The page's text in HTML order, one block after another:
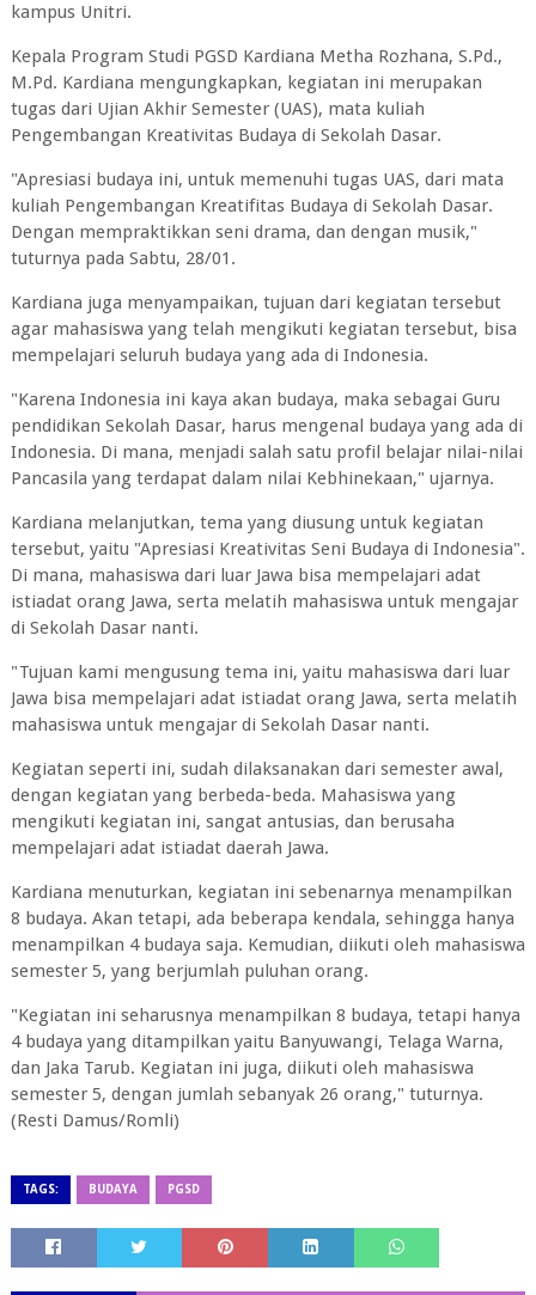
kampus Unitri.
Kepala Program Studi PGSD Kardiana Metha Rozhana, S.Pd.,
M.Pd. Kardiana mengungkapkan, kegiatan ini merupakan
tugas dari Ujian Akhir Semester (UAS), mata kuliah
Pengembangan Kreativitas Budaya di Sekolah Dasar.
"Apresiasi budaya ini, untuk memenuhi tugas UAS, dari mata
kuliah Pengembangan Kreatifitas Budaya di Sekolah Dasar.
Dengan mempraktikkan seni drama, dan dengan musik,"
tuturnya pada Sabtu, 28/01.
Kardiana juga menyampaikan, tujuan dari kegiatan tersebut
agar mahasiswa yang telah mengikuti kegiatan tersebut, bisa
mempelajari seluruh budaya yang ada di Indonesia.
"Karena Indonesia ini kaya akan budaya, maka sebagai Guru
pendidikan Sekolah Dasar, harus mengenal budaya yang ada di
Indonesia. Di mana, menjadi salah satu profil belajar nilai-nilai
Pancasila yang terdapat dalam nilai Kebhinekaan," ujarnya.
Kardiana melanjutkan, tema yang diusung untuk kegiatan
tersebut, yaitu "Apresiasi Kreativitas Seni Budaya di Indonesia".
Di mana, mahasiswa dari luar Jawa bisa mempelajari adat
istiadat orang Jawa, serta melatih mahasiswa untuk mengajar
di Sekolah Dasar nanti.
"Tujuan kami mengusung tema ini, yaitu mahasiswa dari luar
Jawa bisa mempelajari adat istiadat orang Jawa, serta melatih
mahasiswa untuk mengajar di Sekolah Dasar nanti.
Kegiatan seperti ini, sudah dilaksanakan dari semester awal,
dengan kegiatan yang berbeda-beda. Mahasiswa yang
mengikuti kegiatan ini, sangat antusias, dan berusaha
mempelajari adat istiadat daerah Jawa.
Kardiana menuturkan, kegiatan ini sebenarnya menampilkan
8 budaya. Akan tetapi, ada beberapa kendala, sehingga hanya
menampilkan 4 budaya saja. Kemudian, diikuti oleh mahasiswa
semester 5, yang berjumlah puluhan orang.
"Kegiatan ini seharusnya menampilkan 8 budaya, tetapi hanya
4 budaya yang ditampilkan yaitu Banyuwangi, Telaga Warna,
dan Jaka Tarub. Kegiatan ini juga, diikuti oleh mahasiswa
semester 5, dengan jumlah sebanyak 26 orang," tuturnya.
(Resti Damus/Romli)
TAGS: BUDAYA PGSD